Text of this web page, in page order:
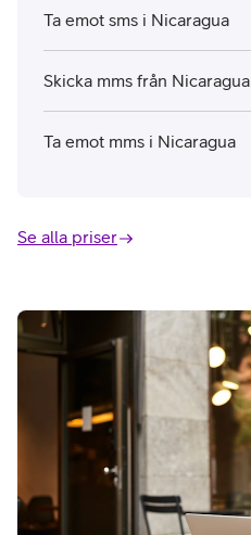
Ta emot sms i Nicaragua
Skicka mms från Nicaragua
Ta emot mms i Nicaragua
Se alla priser